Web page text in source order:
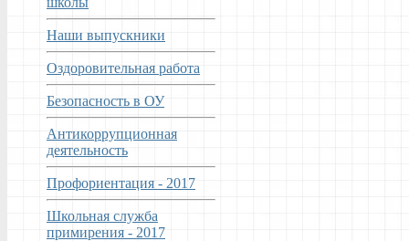
Наши выпускники
Оздоровительная работа
Безопасность в ОУ
Антикоррупционная
деятельность
Профориентация - 2017
Школьная служба
примирения - 2017